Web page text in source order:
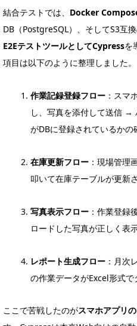
結合テストでは、 Docker
DB（PostgreSQL）、そしてS3互
E2EテストツールとしてCypressを
項目は以下のように整理しました。
作業記録登録フロー ：スマ
し、写真を添付して送信 →
がDBに登録されているかの
在庫更新フロー ：現場管理
叩いて在庫テーブルが更新
写真表示フロー ：作業登録
ロードした写真が正しく表
レポート生成フロー ：月次
の作業データがExcel形式
ここで苦戦したのがスマホアプリ